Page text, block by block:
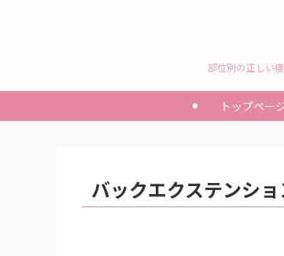
部位別の正しい
トップペー
バックエクステンショ